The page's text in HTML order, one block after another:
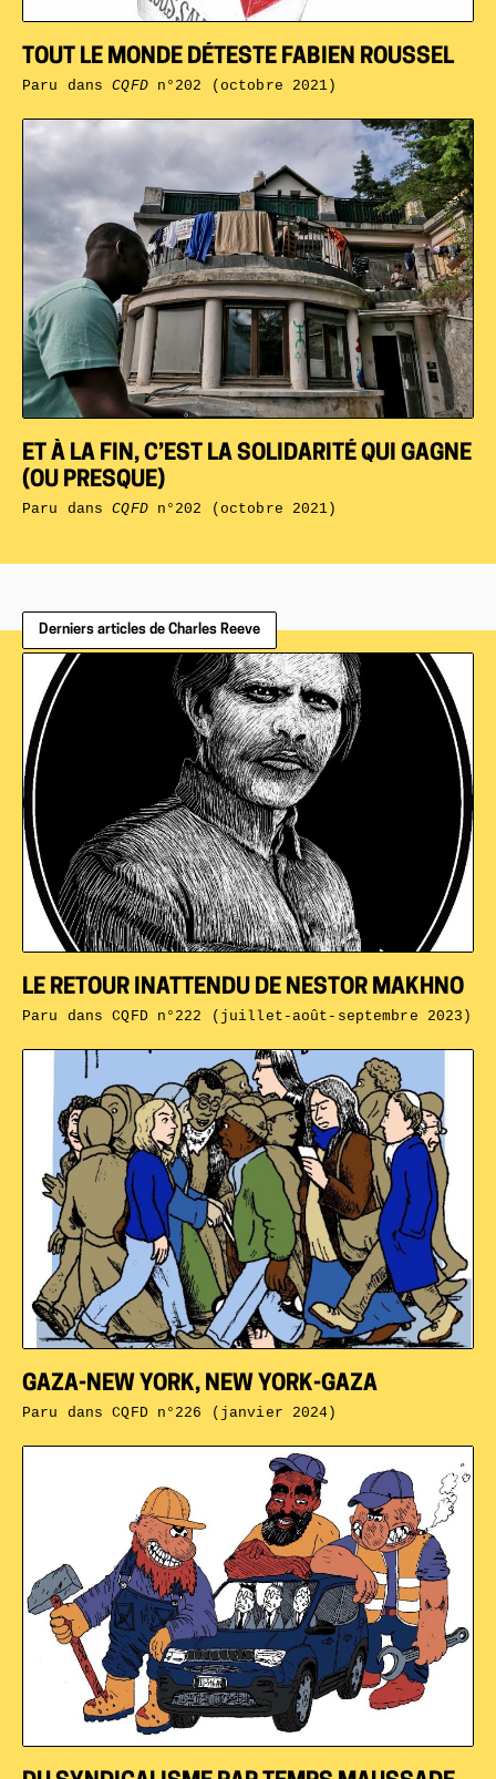
ET À LA FIN, C’EST LA SOLIDARITÉ QUI GAGNE
(OU PRESQUE)
Paru dansCQFDn°202 (octobre 2021)
TOUT LE MONDE DÉTESTE FABIEN ROUSSEL
Paru dansCQFDn°202 (octobre 2021)
Derniers articles de Charles Reeve
GAZA-NEW YORK, NEW YORK-GAZA
Paru dansCQFD n°226 (janvier 2024)
LE RETOUR INATTENDU DE NESTOR MAKHNO
Paru dansCQFD n°222 (juillet-août-septembre 2023)